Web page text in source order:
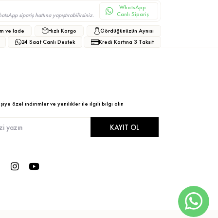
sipariş hattına yapıştırabilirsiniz.
WhatsApp
Canlı Sipariş
ve İade Hızlı Kargo
Gördüğünüzün Aynısı
24 Saat Canlı Destek
Kredi Kartına 3 Taksit
özel indirimler ve yenilikler ile ilgili bilgi alın
KAYIT OL